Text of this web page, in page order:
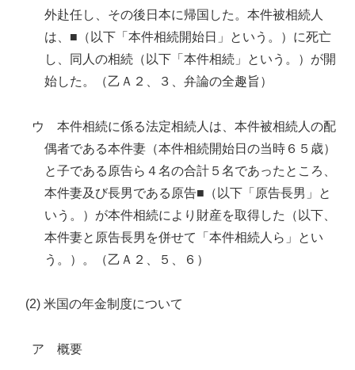
外赴任し、その後日本に帰国した。本件被相続人
は、■（以下「本件相続開始日」という。）に死亡
し、同人の相続（以下「本件相続」という。）が開
始した。（乙Ａ２、３、弁論の全趣旨）
ウ 本件相続に係る法定相続人は、本件被相続人の配
偶者である本件妻（本件相続開始日の当時６５歳）
と子である原告ら４名の合計５名であったところ、
本件妻及び長男である原告■（以下「原告長男」と
いう。）が本件相続により財産を取得した（以下、
本件妻と原告長男を併せて「本件相続人ら」とい
う。）。（乙Ａ２、５、６）
(2) 米国の年金制度について
ア 概要